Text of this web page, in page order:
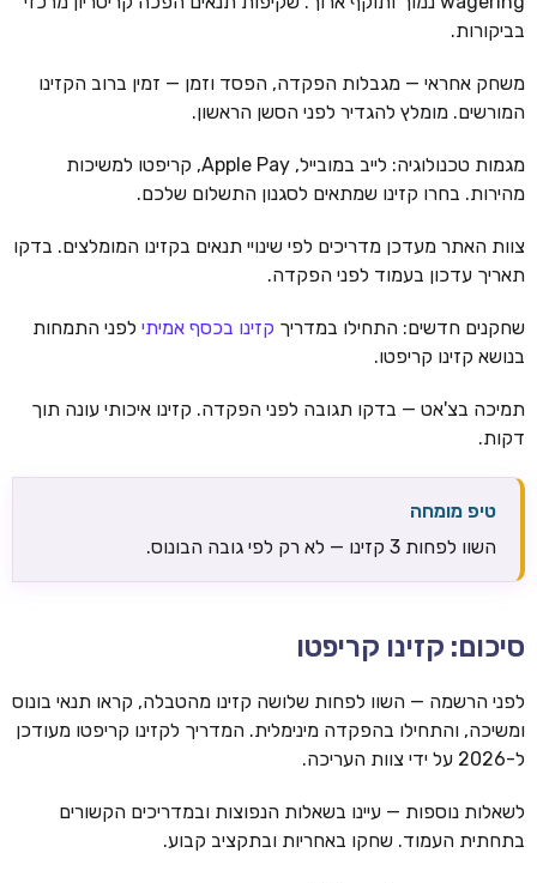
בביקורות.
משחק אחראי — מגבלות הפקדה, הפסד וזמן — זמין ברוב הקזינו
המורשים. מומלץ להגדיר לפני הסשן הראשון.
מגמות טכנולוגיה: לייב במובייל, Apple Pay, קריפטו למשיכות
מהירות. בחרו קזינו שמתאים לסגנון התשלום שלכם.
צוות האתר מעדכן מדריכים לפי שינויי תנאים בקזינו המומלצים. בדקו
תאריך עדכון בעמוד לפני הפקדה.
שחקנים חדשים: התחילו במדריך קזינו בכסף אמיתי לפני התמחות
בנושא קזינו קריפטו.
תמיכה בצ'אט — בדקו תגובה לפני הפקדה. קזינו איכותי עונה תוך
דקות.
טיפ מומחה
השוו לפחות 3 קזינו — לא רק לפי גובה הבונוס.
סיכום: קזינו קריפטו
לפני הרשמה — השוו לפחות שלושה קזינו מהטבלה, קראו תנאי בונוס
ומשיכה, והתחילו בהפקדה מינימלית. המדריך לקזינו קריפטו מעודכן
ל-2026 על ידי צוות העריכה.
לשאלות נוספות — עיינו בשאלות הנפוצות ובמדריכים הקשורים
בתחתית העמוד. שחקו באחריות ובתקציב קבוע.